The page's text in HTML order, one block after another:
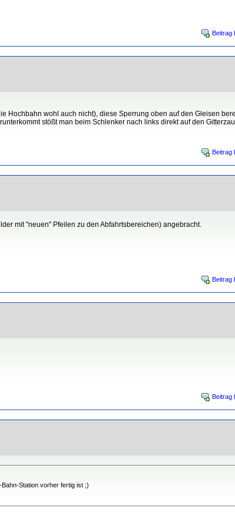
Beitrag
Hochbahn wohl auch nicht), diese Sperrung oben auf den Gleisen
stößt man beim Schlenker nach links direkt auf den
Beitrag
mit "neuen" Pfeilen zu den Abfahrtsbereichen) angebracht.
Beitrag
Beitrag
Station vorher fertig ist ;)